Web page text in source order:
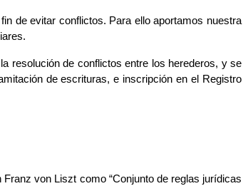
de evitar conflictos. Para ello aportamos nuestra
resolución de conflictos entre los herederos, y se
de escrituras, e inscripción en el Registro
von Liszt como “Conjunto de reglas jurídicas